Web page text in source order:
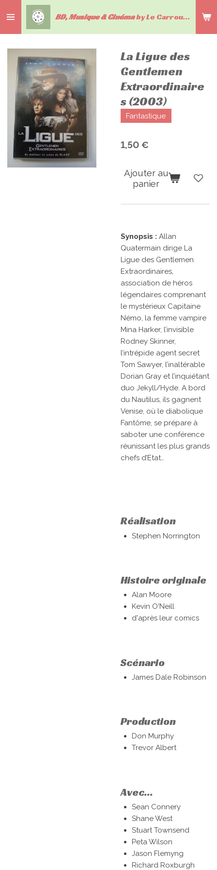
au
contenu
BD, Musique & Cinémaby Le Carrousel du livre
La Ligue des
Gentlemen
Extraordinaire
s (2003)
Fantastique
1,50 €
Ajouter au
panier
Synopsis : Allan
Quatermain dirige La
Ligue des Gentlemen
Extraordinaires,
association de héros
légendaires comprenant
le mystérieux Capitaine
Némo, la femme vampire
Mina Harker, l’invisible
Rodney Skinner,
l’intrépide agent secret
Tom Sawyer, l’inaltérable
Dorian Gray et l’inquiétant
duo Jekyll/Hyde. A bord
du Nautilus, ils gagnent
Venise, où le diabolique
Fantôme, se prépare à
saboter une conférence
réunissant les plus grands
chefs d’Etat…
Réalisation
Stephen Norrington
Histoire originale
Alan Moore
Kevin O'Neill
d'après leur comics
Scénario
James Dale Robinson
Production
Don Murphy
Trevor Albert
Avec...
Sean Connery
Shane West
Stuart Townsend
Peta Wilson
Jason Flemyng
Richard Roxburgh